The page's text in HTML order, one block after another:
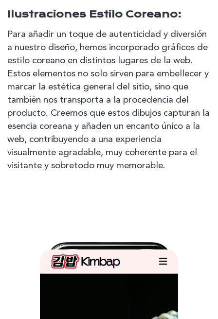
Ilustraciones Estilo Coreano:
Para añadir un toque de autenticidad y diversión
a nuestro diseño, hemos incorporado gráficos de
estilo coreano en distintos lugares de la web.
Estos elementos no solo sirven para embellecer y
marcar la estética general del sitio, sino que
también nos transporta a la procedencia del
producto. Creemos que estos dibujos capturan la
esencia coreana y añaden un encanto único a la
web, contribuyendo a una experiencia
visualmente agradable, muy coherente para el
visitante y sobretodo muy memorable.